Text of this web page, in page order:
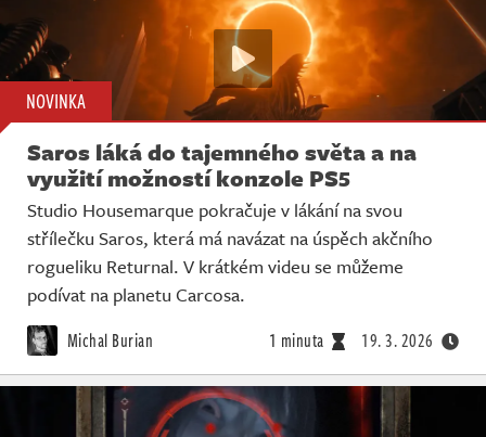
NOVINKA
Saros láká do tajemného světa a na
využití možností konzole PS5
Studio Housemarque pokračuje v lákání na svou
střílečku Saros, která má navázat na úspěch akčního
rogueliku Returnal. V krátkém videu se můžeme
podívat na planetu Carcosa.
Michal Burian 1 minuta 19. 3. 2026